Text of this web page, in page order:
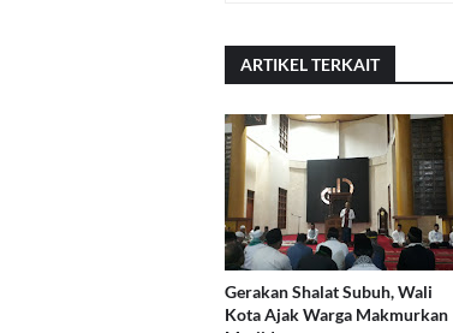
ARTIKEL TERKAIT
Gerakan Shalat Subuh, Wali
Kota Ajak Warga Makmurkan